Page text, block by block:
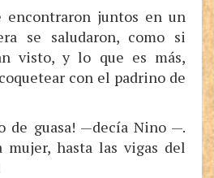
encontraron juntos en un
se saludaron, como si
visto, y lo que es más,
con el padrino de
de guasa! —decía Nino —.
mujer, hasta las vigas del